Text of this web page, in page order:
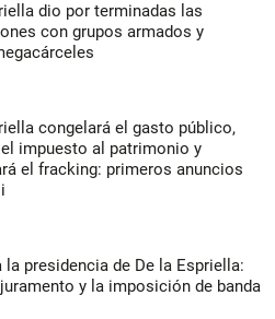
dio por terminadas las
con grupos armados y
congelará el gasto público,
impuesto al patrimonio y
el fracking: primeros anuncios
la presidencia de De la Espriella:
y la imposición de banda